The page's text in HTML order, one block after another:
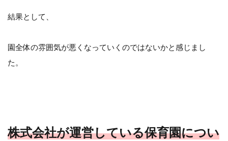
結果として、
園全体の雰囲気が悪くなっていくのではないかと感じまし
た。
株式会社が運営している保育園につい